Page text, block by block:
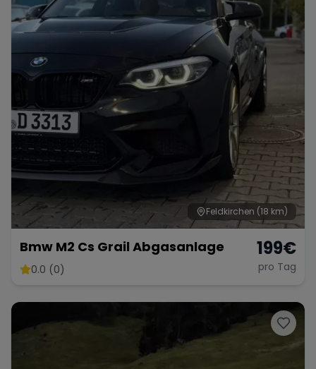
Feldkirchen (18 km)
Bmw M2 Cs Grail Abgasanlage
0.0 (0)
199€
pro Tag